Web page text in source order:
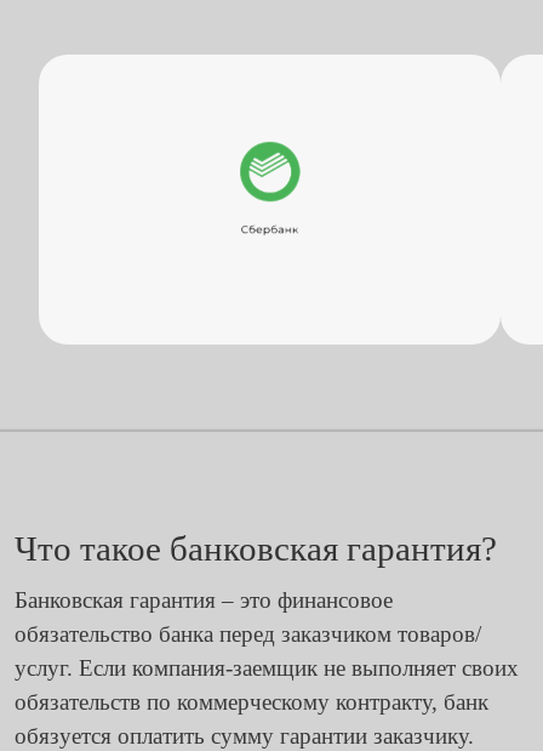
Что такое банковская гарантия?
Банковская гарантия – это финансовое
обязательство банка перед заказчиком товаров/
услуг. Если компания-заемщик не выполняет своих
обязательств по коммерческому контракту, банк
обязуется оплатить сумму гарантии заказчику.